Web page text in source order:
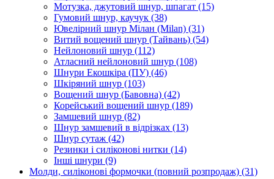
Мотузка, джутовий шнур, шпагат (15)
Гумовий шнур, каучук (38)
Ювелірний шнур Мілан (Milan) (31)
Витий вощений шнур (Тайвань) (54)
Нейлоновий шнур (112)
Атласний нейлоновий шнур (108)
Шнури Екошкіра (ПУ) (46)
Шкіряний шнур (103)
Вощений шнур (Бавовна) (42)
Корейський вощений шнур (189)
Замшевий шнур (82)
Шнур замшевий в відрізках (13)
Шнур сутаж (42)
Резинки і силіконові нитки (14)
Інші шнури (9)
Молди, силіконові формочки (повний розпродаж) (31)